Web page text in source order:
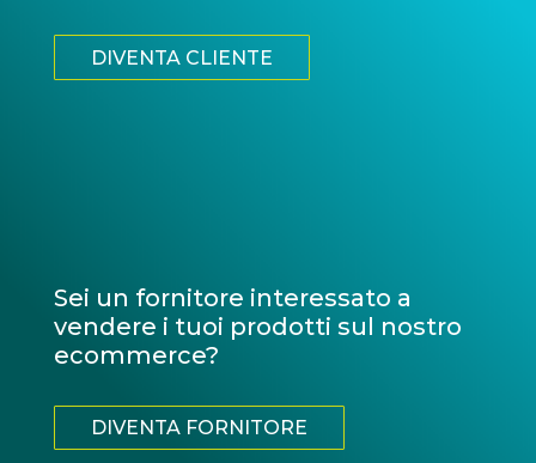
DIVENTA CLIENTE
Sei un fornitore interessato a
vendere i tuoi prodotti sul nostro
ecommerce?
DIVENTA FORNITORE